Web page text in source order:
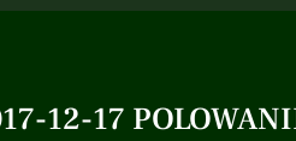
12-17